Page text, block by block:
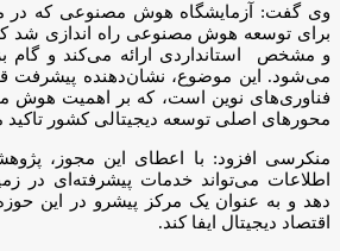
وی گفت: آزمایشگاه هوش مصنوعی که در
برای توسعه هوش مصنوعی راه اندازی شد
و مشخص استانداردی ارائه می‌کند و
می‌شود. این موضوع، نشان‌دهنده پیشرفت
فناوری‌های نوین است، که بر اهمیت هوش
محور‌های اصلی توسعه دیجیتالی کشور تاکید
منکرسی افزود: با اعطای این مجوز،
اطلاعات می‌تواند خدمات پیشرفته‌ای در
دهد و به عنوان یک مرکز پیشرو در این
اقتصاد دیجیتال ایفا کند.